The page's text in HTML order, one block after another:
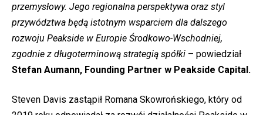
przemysłowy. Jego regionalna perspektywa oraz styl
przywództwa będą istotnym wsparciem dla dalszego
rozwoju Peakside w Europie Środkowo-Wschodniej,
zgodnie z długoterminową strategią spółki – powiedział
Stefan Aumann, Founding Partner w Peakside Capital.
Steven Davis zastąpił Romana Skowrońskiego, który od